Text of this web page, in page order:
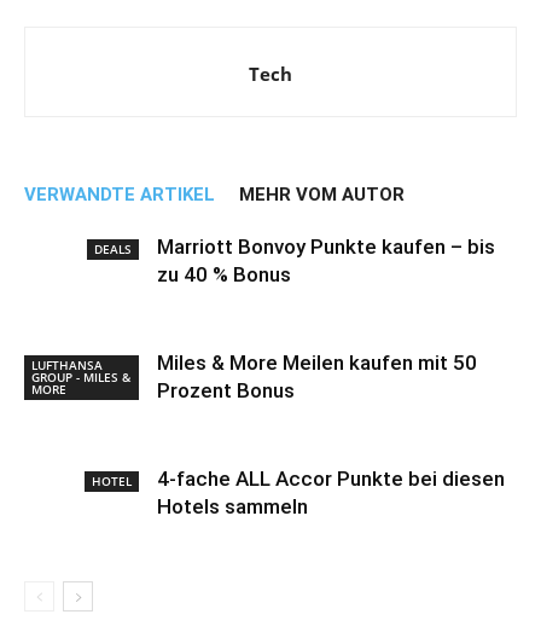
Tech
VERWANDTE ARTIKEL MEHR VOM AUTOR
DEALS
Marriott Bonvoy Punkte kaufen – bis
zu 40 % Bonus
LUFTHANSA
GROUP - MILES &
MORE
Miles & More Meilen kaufen mit 50
Prozent Bonus
HOTEL
4-fache ALL Accor Punkte bei diesen
Hotels sammeln